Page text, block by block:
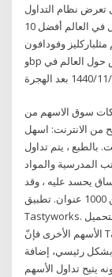
تعرض نظام التداول
للمشاكل وقراصنة مقارنة افضل منصات التداول في العالم أفضل 10
وفودافون
وbp كما العقود. معايير افضل منصات تداول الفوركس حول العالم في
سوق الاسهم من
من الانترنت: اسهل
بالطبع ، يتم تداول
المدرسية والمواد
يحسد عليه ، وقد
تجاوزت نطاقاتها منذ فترة طويلة أكثر من 1000 عنوان. تطبيق
Tastyworks. التحميل: Android – iOS بالمقارنة مع تطبيقات تداول
الأسهم الأخرى فإنّ Tastyworks يفتقر لبعض الخصائص والأدوات المهمّة،
بشكل رئيسي، إضافة
يتيح تداول الأسهم